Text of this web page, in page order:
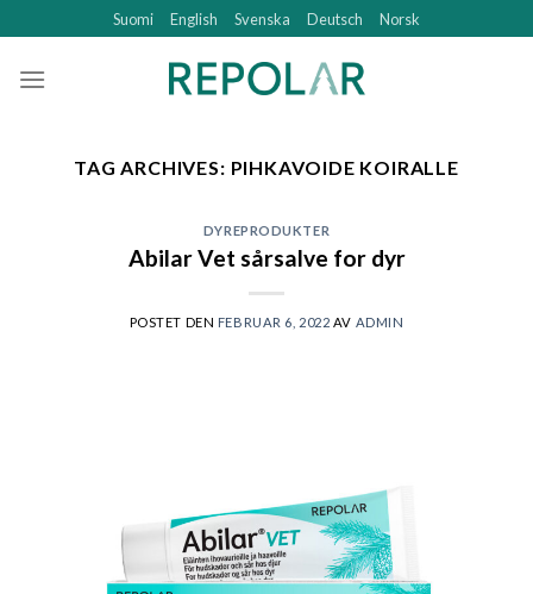
to
content
Suomi English Svenska Deutsch Norsk
TAG ARCHIVES: PIHKAVOIDE KOIRALLE
DYREPRODUKTER
Abilar Vet sårsalve for dyr
POSTET DEN FEBRUAR 6, 2022 AV ADMIN